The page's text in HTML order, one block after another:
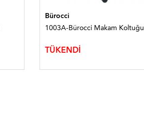
Bürocci
1003A-Bürocci Makam Koltuğu
TÜKENDİ